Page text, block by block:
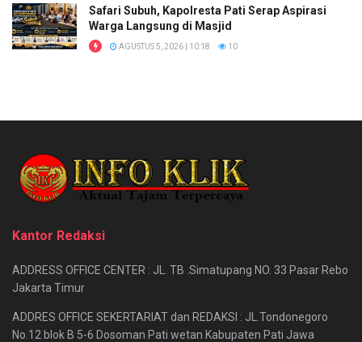
Safari Subuh, Kapolresta Pati Serap Aspirasi
Warga Langsung di Masjid
AGUSTUS 5, 2026 | 10:18 10
Kantor Redaksi
ADDRESS OFFICE CENTER : JL. TB .Simatupang NO. 33 Pasar Rebo
Jakarta Timur
ADDRES OFFICE SEKERTARIAT dan REDAKSI : JL.Tondonegoro
No.12 blok B 5-6 Dosoman Pati wetan Kabupaten Pati Jawa